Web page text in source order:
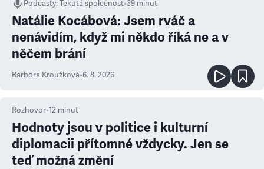
Podcasty:Tekutá společnost•39 minut
Natálie Kocábová: Jsem rváč a
nenávidím, když mi někdo říká ne a v
něčem brání
Barbora Kroužková•6. 8. 2026
Rozhovor•12 minut
Hodnoty jsou v politice i kulturní
diplomacii přítomné vždycky. Jen se
teď možná změní